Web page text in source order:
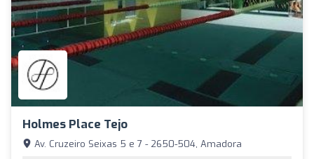
Holmes Place Tejo
Av. Cruzeiro Seixas 5 e 7 - 2650-504, Amadora